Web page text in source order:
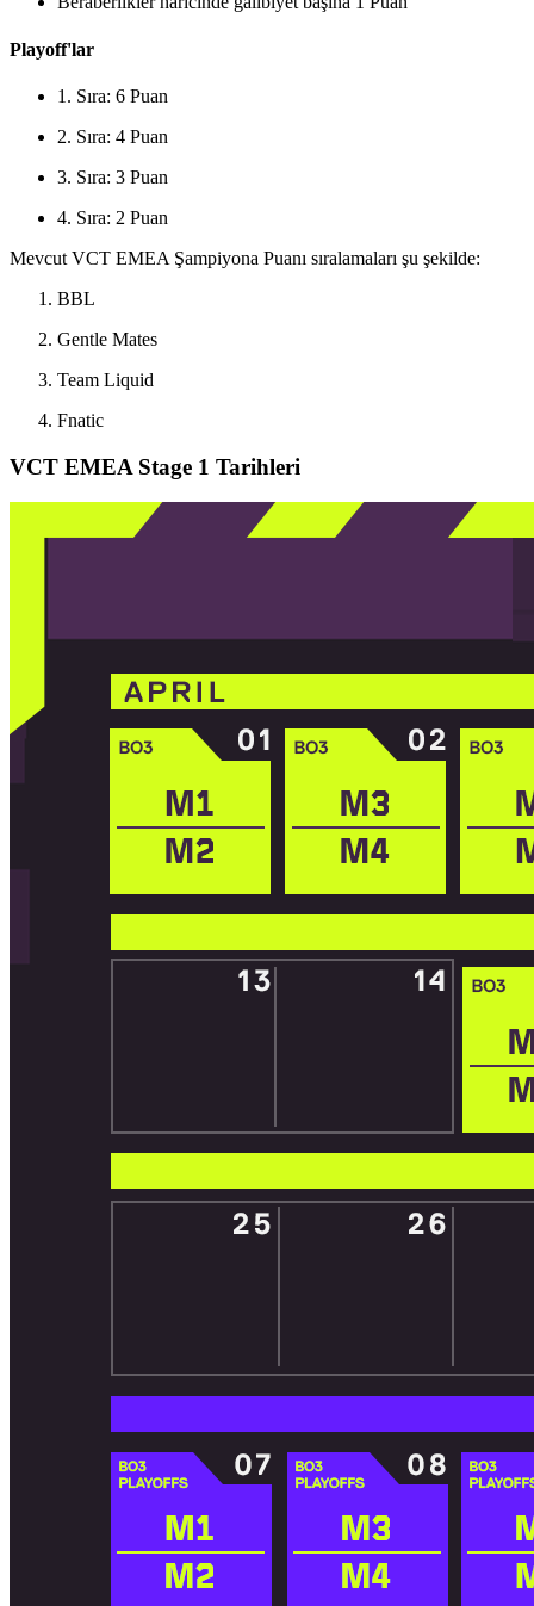
Playoff'lar
1. Sıra: 6 Puan
2. Sıra: 4 Puan
3. Sıra: 3 Puan
4. Sıra: 2 Puan
Mevcut VCT EMEA Şampiyona Puanı sıralamaları şu şekilde:
BBL
Gentle Mates
Team Liquid
Fnatic
VCT EMEA Stage 1 Tarihleri